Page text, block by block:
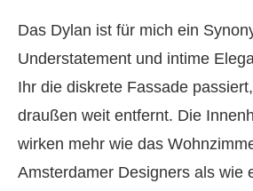
Das Dylan ist für mich ein
Understatement und intime
Ihr die diskrete Fassade
draußen weit entfernt. Die
wirken mehr wie das
Amsterdamer Designers als wie